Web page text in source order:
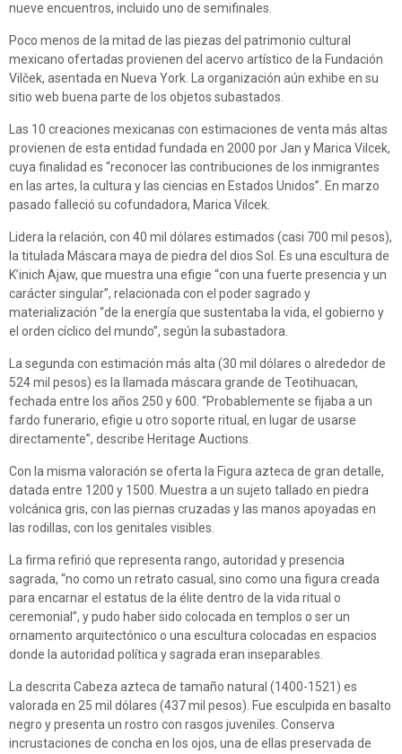
nueve encuentros, incluido uno de semifinales.
Poco menos de la mitad de las piezas del patrimonio cultural
mexicano ofertadas provienen del acervo artístico de la Fundación
Vilček, asentada en Nueva York. La organización aún exhibe en su
sitio web buena parte de los objetos subastados.
Las 10 creaciones mexicanas con estimaciones de venta más altas
provienen de esta entidad fundada en 2000 por Jan y Marica Vilcek,
cuya finalidad es “reconocer las contribuciones de los inmigrantes
en las artes, la cultura y las ciencias en Estados Unidos”. En marzo
pasado falleció su cofundadora, Marica Vilcek.
Lidera la relación, con 40 mil dólares estimados (casi 700 mil pesos),
la titulada Máscara maya de piedra del dios Sol. Es una escultura de
K’inich Ajaw, que muestra una efigie “con una fuerte presencia y un
carácter singular”, relacionada con el poder sagrado y
materialización “de la energía que sustentaba la vida, el gobierno y
el orden cíclico del mundo”, según la subastadora.
La segunda con estimación más alta (30 mil dólares o alrededor de
524 mil pesos) es la llamada máscara grande de Teotihuacan,
fechada entre los años 250 y 600. “Probablemente se fijaba a un
fardo funerario, efigie u otro soporte ritual, en lugar de usarse
directamente”, describe Heritage Auctions.
Con la misma valoración se oferta la Figura azteca de gran detalle,
datada entre 1200 y 1500. Muestra a un sujeto tallado en piedra
volcánica gris, con las piernas cruzadas y las manos apoyadas en
las rodillas, con los genitales visibles.
La firma refirió que representa rango, autoridad y presencia
sagrada, “no como un retrato casual, sino como una figura creada
para encarnar el estatus de la élite dentro de la vida ritual o
ceremonial”, y pudo haber sido colocada en templos o ser un
ornamento arquitectónico o una escultura colocadas en espacios
donde la autoridad política y sagrada eran inseparables.
La descrita Cabeza azteca de tamaño natural (1400-1521) es
valorada en 25 mil dólares (437 mil pesos). Fue esculpida en basalto
negro y presenta un rostro con rasgos juveniles. Conserva
incrustaciones de concha en los ojos, una de ellas preservada de